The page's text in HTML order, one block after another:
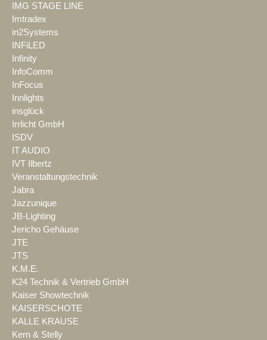
IMG STAGE LINE
Imtradex
in2Systems
INFiLED
Infinity
InfoComm
InFocus
Innlights
insglück
Irrlicht GmbH
ISDV
IT AUDIO
IVT Ilbertz
Veranstaltungstechnik
Jabra
Jazzunique
JB-Lighting
Jericho Gehäuse
JTE
JTS
K.M.E.
K24 Technik & Vertrieb GmbH
Kaiser Showtechnik
KAISERSCHOTE
KALLE KRAUSE
Kern & Stelly